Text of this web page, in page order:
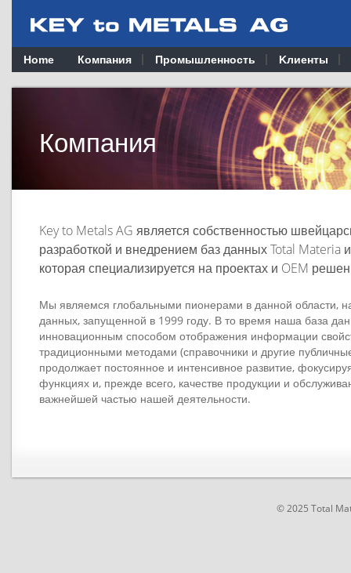
Home Компания Промышленность Kлиенты
Компания
Key to Metals AG является собственностью
разработкой и внедрением баз данных Total Materia
которая специализируется на проектах и OEM
Мы являемся глобальными пионерами в данной области,
данных, запущенной в 1999 году. В то время наша база
инновационным способом отображения информации
традиционными методами (справочники и другие
продолжает постоянное и интенсивное развитие,
функциях и, прежде всего, качестве продукции и
важнейшей частью нашей деятельности.
© 2025 Total